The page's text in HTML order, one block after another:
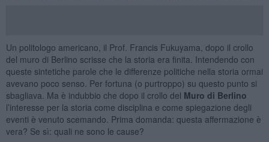
Un politologo americano, il Prof. Francis Fukuyama, dopo il crollo
del muro di Berlino scrisse che la storia era finita. Intendendo con
queste sintetiche parole che le differenze politiche nella storia ormai
avevano poco senso. Per fortuna (o purtroppo) su questo punto si
sbagliava. Ma è indubbio che dopo il crollo del Muro di Berlino
l’interesse per la storia come disciplina e come spiegazione degli
eventi è venuto scemando. Prima domanda: questa affermazione è
vera? Se sì: quali ne sono le cause?